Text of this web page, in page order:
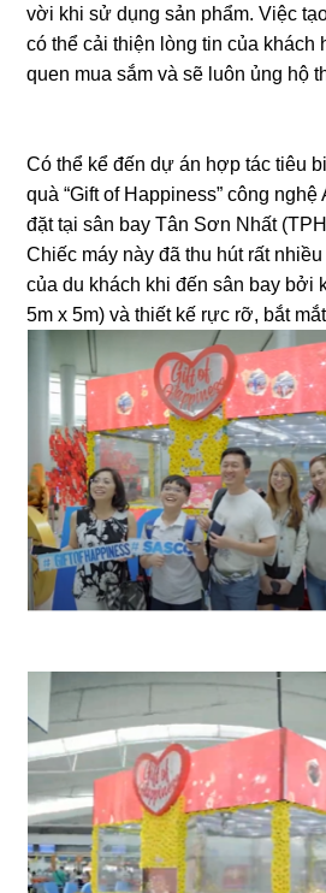
vời khi sử dụng sản phẩm. Việc
có thể cải thiện lòng tin của khách
quen mua sắm và sẽ luôn ủng hộ
Có thể kể đến dự án hợp tác tiêu
quà “Gift of Happiness” công
đặt tại sân bay Tân Sơn Nhất
Chiếc máy này đã thu hút rất
của du khách khi đến sân bay bởi
5m x 5m) và thiết kế rực rỡ, bắt